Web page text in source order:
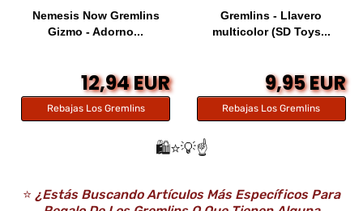
Nemesis Now Gremlins
Gizmo - Adorno...
12,94 EUR
Rebajas Los Gremlins
Gremlins - Llavero
multicolor (SD Toys...
9,95 EUR
Rebajas Los Gremlins
🛍️⭐️💡☝️
⭐️ ¿Estás Buscando Artículos Más Específicos Para